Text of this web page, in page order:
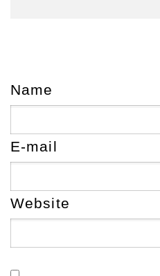
Name
E-mail
Website